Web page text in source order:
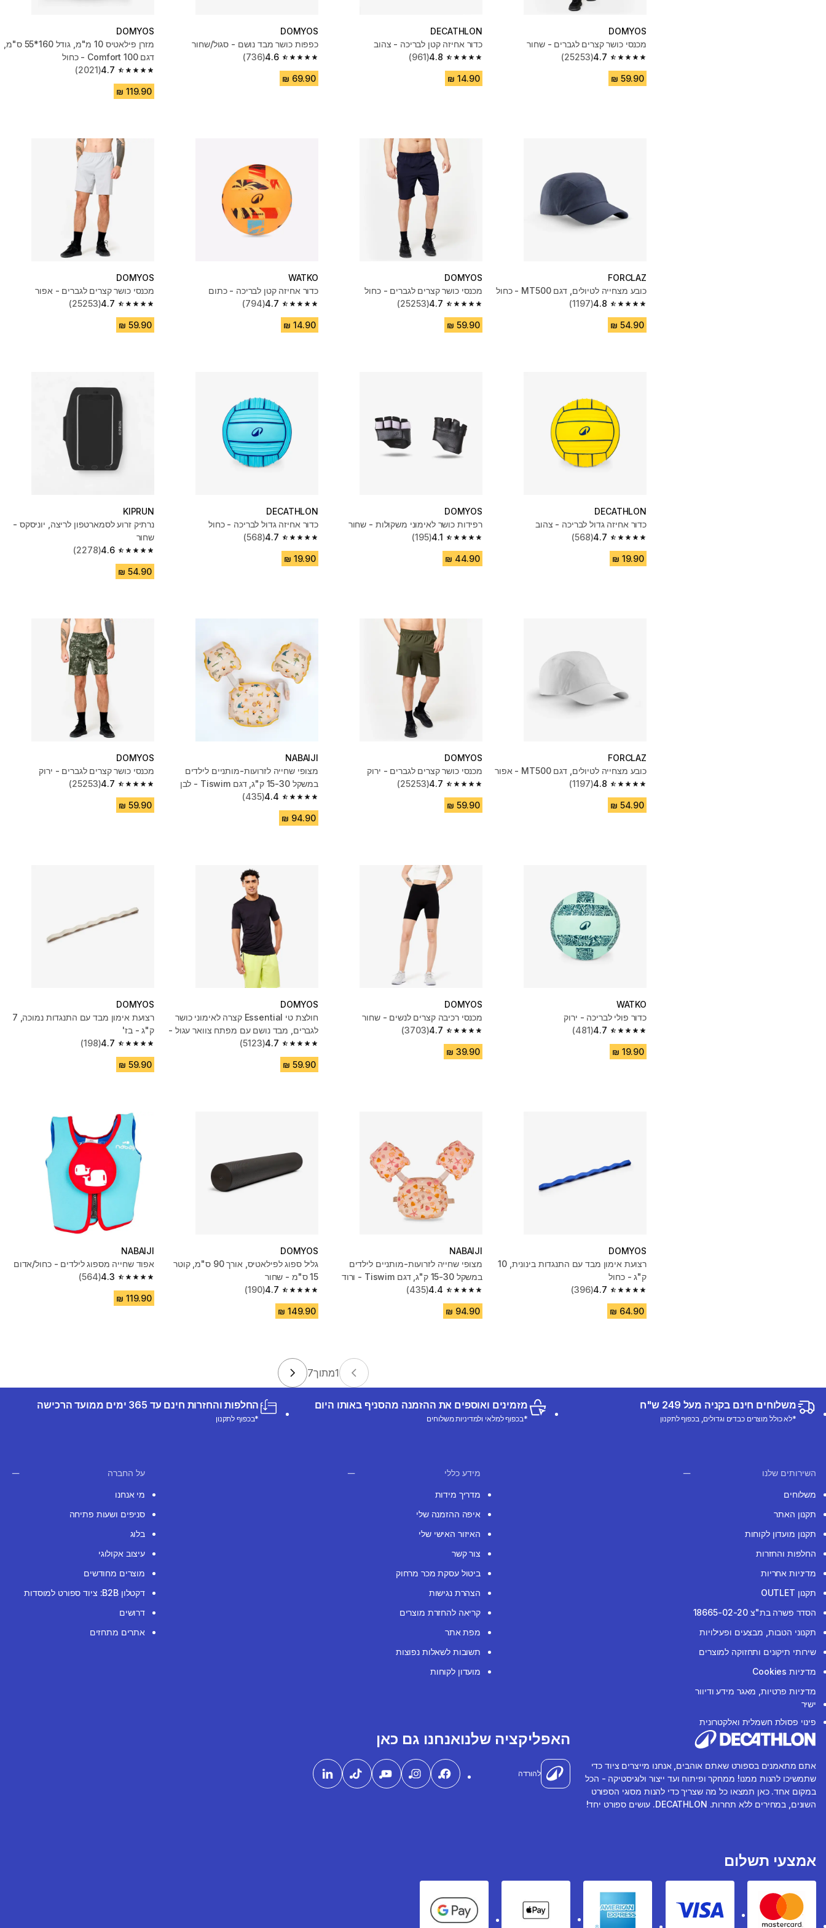
DOMYOS
מכנסי כושר קצרים לגברים - שחור
4.7
4.7 out of 5 stars from 25253 reviews
(25253)
DECATHLON
כדור אחיזה קטן לבריכה - צהוב
4.8
4.8 out of 5 stars from 961 reviews
(961)
DOMYOS
כפפות כושר מבד נושם - סגול/שחור
4.6
4.6 out of 5 stars from 736 reviews
(736)
DOMYOS
מזרן פילאטיס 10 מ"מ, גודל 160*55 ס"מ,
דגם Comfort 100 - כחול
4.7
4.7 out of 5 stars from 2021 reviews
(2021)
FORCLAZ
כובע מצחייה לטיולים, דגם MT500 - כחול
4.8
4.8 out of 5 stars from 1197 reviews
(1197)
DOMYOS
מכנסי כושר קצרים לגברים - כחול
4.7
4.7 out of 5 stars from 25253 reviews
(25253)
WATKO
כדור אחיזה קטן לבריכה - כתום
4.7
4.7 out of 5 stars from 794 reviews
(794)
DOMYOS
מכנסי כושר קצרים לגברים - אפור
4.7
4.7 out of 5 stars from 25253 reviews
(25253)
DECATHLON
כדור אחיזה גדול לבריכה - צהוב
4.7
4.7 out of 5 stars from 568 reviews
(568)
DOMYOS
רפידות כושר לאימוני משקולות - שחור
4.1
4.1 out of 5 stars from 195 reviews
(195)
DECATHLON
כדור אחיזה גדול לבריכה - כחול
4.7
4.7 out of 5 stars from 568 reviews
(568)
KIPRUN
נרתיק זרוע לסמארטפון לריצה, יוניסקס -
שחור
4.6
4.6 out of 5 stars from 2278 reviews
(2278)
FORCLAZ
כובע מצחייה לטיולים, דגם MT500 - אפור
4.8
4.8 out of 5 stars from 1197 reviews
(1197)
DOMYOS
מכנסי כושר קצרים לגברים - ירוק
4.7
4.7 out of 5 stars from 25253 reviews
(25253)
NABAIJI
מצופי שחייה לזרועות-מותניים לילדים
במשקל 15-30 ק"ג, דגם Tiswim - לבן
4.4
4.4 out of 5 stars from 435 reviews
(435)
DOMYOS
מכנסי כושר קצרים לגברים - ירוק
4.7
4.7 out of 5 stars from 25253 reviews
(25253)
WATKO
כדור פולי לבריכה - ירוק
4.7
4.7 out of 5 stars from 481 reviews
(481)
DOMYOS
מכנסי רכיבה קצרים לנשים - שחור
4.7
4.7 out of 5 stars from 3703 reviews
(3703)
DOMYOS
חולצת טי Essential קצרה לאימוני כושר
לגברים, מבד נושם עם מפתח צוואר עגול -
שחור
4.7
4.7 out of 5 stars from 5123 reviews
(5123)
DOMYOS
רצועת אימון מבד עם התנגדות נמוכה, 7
ק"ג - בז'
4.7
4.7 out of 5 stars from 198 reviews
(198)
DOMYOS
רצועת אימון מבד עם התנגדות בינונית, 10
ק"ג - כחול
4.7
4.7 out of 5 stars from 396 reviews
(396)
NABAIJI
מצופי שחייה לזרועות-מותניים לילדים
במשקל 15-30 ק"ג, דגם Tiswim - ורוד
4.4
4.4 out of 5 stars from 435 reviews
(435)
DOMYOS
גליל ספוג לפילאטיס, אורך 90 ס"מ, קוטר
15 ס"מ - שחור
4.7
4.7 out of 5 stars from 190 reviews
(190)
NABAIJI
אפוד שחייה מספוג לילדים - כחול/אדום
4.3
4.3 out of 5 stars from 564 reviews
(564)
1מתוך7
משלוחים חינם בקניה מעל 249 ש"ח
*לא כולל מוצרים כבדים וגדולים, בכפוף לתקנון
מזמינים ואוספים את ההזמנה מהסניף באותו היום
*בכפוף למלאי ולמדיניות משלוחים
החלפות והחזרות חינם עד 365 ימים ממועד הרכישה
*בכפוף לתקנון
השירותים שלנו
משלוחים
תקנון האתר
תקנון מועדון לקוחות
החלפות והחזרות
מדיניות אחריות
תקנון OUTLET
הסדר פשרה בת"צ 18665-02-20
תקנוני הטבות, מבצעים ופעילויות
שירותי תיקונים ותחזוקה למוצרים
מדיניות Cookies
מדיניות פרטיות, מאגר מידע ודיוור
ישיר
פינוי פסולת חשמלית ואלקטרונית
מידע כללי
מדריך מידות
איפה ההזמנה שלי
האיזור האישי שלי
צור קשר
ביטול עסקת מכר מרחוק
הצהרת נגישות
קריאה להחזרת מוצרים
מפת אתר
תשובות לשאלות נפוצות
מועדון לקוחות
על החברה
מי אנחנו
סניפים ושעות פתיחה
בלוג
עיצוב אקולוגי
מוצרים מחודשים
דקטלון B2B: ציוד ספורט למוסדות
דרושים
אתרים מתחזים
אתם מתאמנים בספורט שאתם אוהבים, אנחנו מייצרים ציוד כדי
שתמשיכו להנות ממנו! ממחקר ופיתוח ועד ייצור ולוגיסטיקה - הכל
במקום אחד. כאן תמצאו כל מה שצריך כדי להנות מסוגי הספורט
השונים, במחירים ללא תחרות. DECATHLON. עושים ספורט יחד!
האפליקציה שלנו
להורדה
אנחנו גם כאן
אמצעי תשלום
Mastercard
Visa
American express
Apple Pay
Google Pay